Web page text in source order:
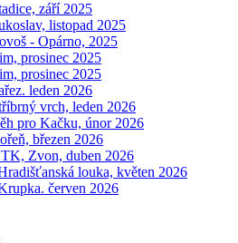
září 2025
listopad 2025
- Opárno, 2025
prosinec 2025
prosinec 2025
leden 2026
vrch, leden 2026
pro Kačku, únor 2026
březen 2026
TK, Zvon, duben 2026
louka, květen 2026
červen 2026